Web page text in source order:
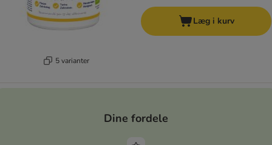
5 varianter
Læg i kurv
Dine fordele